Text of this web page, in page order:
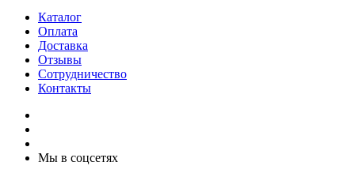
Каталог
Оплата
Доставка
Отзывы
Сотрудничество
Контакты
Мы в соцсетях